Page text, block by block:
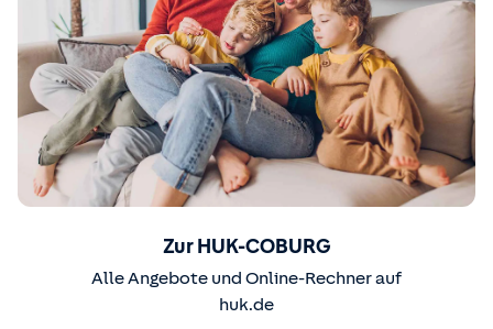
Zur HUK-COBURG
Alle Angebote und Online-Rechner auf
huk.de